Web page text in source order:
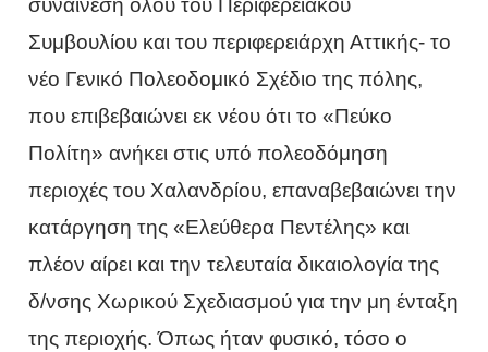
συναίνεση όλου του Περιφερειακού
Συμβουλίου και του περιφερειάρχη Αττικής- το
νέο Γενικό Πολεοδομικό Σχέδιο της πόλης,
που επιβεβαιώνει εκ νέου ότι το «Πεύκο
Πολίτη» ανήκει στις υπό πολεοδόμηση
περιοχές του Χαλανδρίου, επαναβεβαιώνει την
κατάργηση της «Ελεύθερα Πεντέλης» και
πλέον αίρει και την τελευταία δικαιολογία της
δ/νσης Χωρικού Σχεδιασμού για την μη ένταξη
της περιοχής. Όπως ήταν φυσικό, τόσο ο